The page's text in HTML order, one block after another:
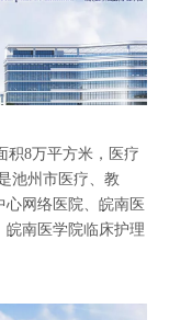
积8万平方米，医疗
池州市医疗、教
心网络医院、皖南医
皖南医学院临床护理